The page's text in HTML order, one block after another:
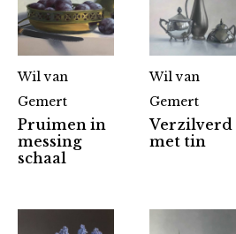
Wil van
Gemert
Pruimen in
messing
schaal
Wil van
Gemert
Verzilverd
met tin